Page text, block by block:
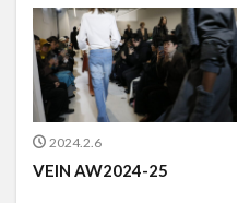
2024.2.6
VEIN AW2024-25